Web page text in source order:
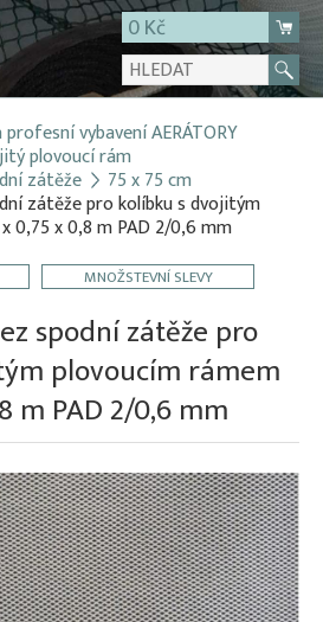
0 Kč
vybavení AERÁTORY
plovoucí rám
zátěže 75 x 75 cm
zátěže pro kolíbku s dvojitým
0,75 x 0,8 m PAD 2/0,6 mm
MNOŽSTEVNÍ SLEVY
spodní zátěže pro
plovoucím rámem
m PAD 2/0,6 mm